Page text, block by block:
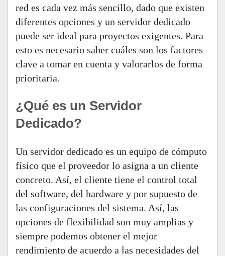
red es cada vez más sencillo, dado que existen
diferentes opciones y un servidor dedicado
puede ser ideal para proyectos exigentes. Para
esto es necesario saber cuáles son los factores
clave a tomar en cuenta y valorarlos de forma
prioritaria.
¿Qué es un Servidor
Dedicado?
Un servidor dedicado es un equipo de cómputo
físico que el proveedor lo asigna a un cliente
concreto. Así, el cliente tiene el control total
del software, del hardware y por supuesto de
las configuraciones del sistema. Así, las
opciones de flexibilidad son muy amplias y
siempre podemos obtener el mejor
rendimiento de acuerdo a las necesidades del